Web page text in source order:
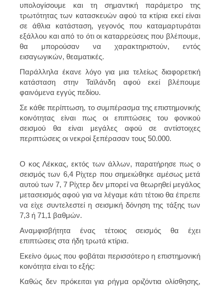
υπολογίσουμε και τη σημαντική παράμετρο της
τρωτότητας των κατασκευών αφού τα κτίρια εκεί είναι
σε άθλια κατάσταση, γεγονός που καταμαρτυράται
εξάλλου και από το ότι οι καταρρεύσεις που βλέπουμε,
θα μπορούσαν να χαρακτηριστούν, εντός
εισαγωγικών, θεαματικές.
Παράλληλα έκανε λόγο για μια τελείως διαφορετική
κατάσταση στην Ταϊλάνδη αφού εκεί βλέπουμε
φαινόμενα εγγύς πεδίου.
Σε κάθε περίπτωση, το συμπέρασμα της επιστημονικής
κοινότητας είναι πως οι επιπτώσεις του φονικού
σεισμού θα είναι μεγάλες αφού σε αντίστοιχες
περιπτώσεις οι νεκροί ξεπέρασαν τους 50.000.
Ο κος Λέκκας, εκτός των άλλων, παρατήρησε πως ο
σεισμός των 6,4 Ρίχτερ που σημειώθηκε αμέσως μετά
αυτού των 7, 7 Ρίχτερ δεν μπορεί να θεωρηθεί μεγάλος
μετασεισμός αφού για να λέγαμε κάτι τέτοιο θα έπρεπε
να είχε συντελεστεί η σεισμική δόνηση της τάξης των
7,3 ή 71,1 βαθμών.
Αναμφισβήτητα ένας τέτοιος σεισμός θα έχει
επιπτώσεις στα ήδη τρωτά κτίρια.
Εκείνο όμως που φοβάται περισσότερο η επιστημονική
κοινότητα είναι το εξής:
Καθώς δεν πρόκειται για ρήγμα οριζόντια ολίσθησης,